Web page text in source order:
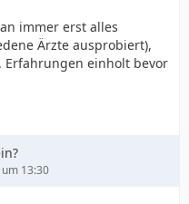
immer erst alles
Ärzte ausprobiert),
einholt bevor
13:30